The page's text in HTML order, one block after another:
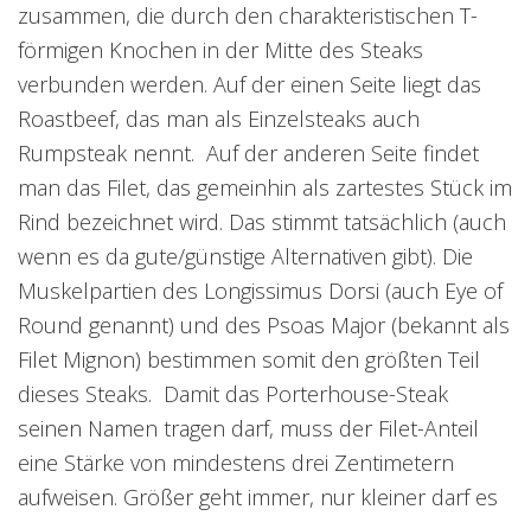
zusammen, die durch den charakteristischen T-
förmigen Knochen in der Mitte des Steaks
verbunden werden. Auf der einen Seite liegt das
Roastbeef, das man als Einzelsteaks auch
Rumpsteak nennt. Auf der anderen Seite findet
man das Filet, das gemeinhin als zartestes Stück im
Rind bezeichnet wird. Das stimmt tatsächlich (auch
wenn es da gute/günstige Alternativen gibt). Die
Muskelpartien des Longissimus Dorsi (auch Eye of
Round genannt) und des Psoas Major (bekannt als
Filet Mignon) bestimmen somit den größten Teil
dieses Steaks. Damit das Porterhouse-Steak
seinen Namen tragen darf, muss der Filet-Anteil
eine Stärke von mindestens drei Zentimetern
aufweisen. Größer geht immer, nur kleiner darf es